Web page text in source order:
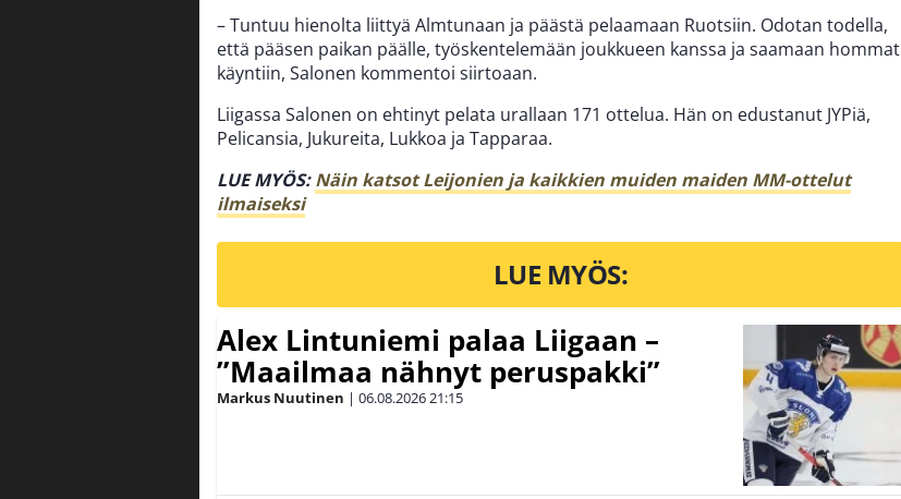
– Tuntuu hienolta liittyä Almtunaan ja päästä pelaamaan Ruotsiin. Odotan todella,
että pääsen paikan päälle, työskentelemään joukkueen kanssa ja saamaan hommat
käyntiin, Salonen kommentoi siirtoaan.
Liigassa Salonen on ehtinyt pelata urallaan 171 ottelua. Hän on edustanut JYPiä,
Pelicansia, Jukureita, Lukkoa ja Tapparaa.
LUE MYÖS:Näin katsot Leijonien ja kaikkien muiden maiden MM-ottelut
ilmaiseksi
LUE MYÖS:
Alex Lintuniemi palaa Liigaan –
”Maailmaa nähnyt peruspakki”
Markus Nuutinen | 06.08.202621:15